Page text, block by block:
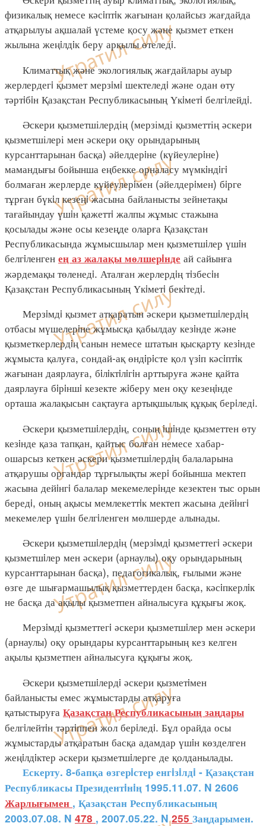
физикалық немесе кәсiптiк жағынан қолайсыз жағдайда
атқарылуы ақшалай үстеме қосу және қызмет еткен
жылына жеңiлдiк беру арқылы өтеледi.
Климаттық және экологиялық жағдайлары ауыр
жерлердегi қызмет мерзiмi шектеледi және одан өту
тәртiбiн Қазақстан Республикасының Үкiметi белгiлейдi.
Әскери қызметшілердің (мерзімді қызметтің әскери
қызметшілері мен әскери оқу орындарының
курсанттарынан басқа) әйелдерiне (күйеулерiне)
мамандығы бойынша еңбекке орналасу мүмкiндiгi
болмаған жерлерде күйеулерiмен (әйелдерiмен) бiрге
тұрған бүкiл кезеңi жасына байланысты зейнетақы
тағайындау үшiн қажеттi жалпы жұмыс стажына
қосылады және осы кезеңде оларға Қазақстан
Республикасында жұмысшылар мен қызметшiлер үшiн
белгiленген ең аз жалақы мөлшерiнде ай сайынға
жәрдемақы төленедi. Аталған жерлердiң тiзбесiн
Қазақстан Республикасының Үкiметi бекiтедi.
Мерзiмдi қызмет атқаратын әскери қызметшiлердiң
отбасы мүшелерiне жұмысқа қабылдау кезiнде және
қызметкерлердiң санын немесе штатын қысқарту кезiнде
жұмыста қалуға, сондай-ақ өндiрiсте қол үзiп кәсiптiк
жағынан даярлауға, бiлiктiлiгiн арттыруға және қайта
даярлауға бiрiншi кезекте жiберу мен оқу кезеңiнде
орташа жалақысын сақтауға артықшылық құқық берiледi.
Әскери қызметшiлердiң, соның iшiнде қызметтен өту
кезiнде қаза тапқан, қайтыс болған немесе хабар-
ошарсыз кеткен әскери қызметшiлердiң балаларына
атқарушы органдар тұрғылықты жерi бойынша мектеп
жасына дейiнгi балалар мекемелерiнде кезектен тыс орын
бередi, оның ақысы мемлекеттiк мектеп жасына дейiнгi
мекемелер үшiн белгiленген мөлшерде алынады.
Әскери қызметшiлердiң (мерзiмдi қызметтегi әскери
қызметшiлер мен әскери (арнаулы) оқу орындарының
курсанттарынан басқа), педагогикалық, ғылыми және
өзге де шығармашылық қызметтерден басқа, кәсiпкерлiк
не басқа да ақылы қызметпен айналысуға құқығы жоқ.
Мерзiмдi қызметтегi әскери қызметшiлер мен әскери
(арнаулы) оқу орындары курсанттарының кез келген
ақылы қызметпен айналысуға құқығы жоқ.
Әскери қызметшiлердi әскери қызметiмен
байланысты емес жұмыстарды атқаруға
қатыстыруға Қазақстан Республикасының заңдары
белгiлейтiн тәртiппен жол берiледi. Бұл орайда осы
жұмыстарды атқаратын басқа адамдар үшiн көзделген
жеңiлдiктер әскери қызметшiлерге де қолданылады.
Ескерту. 8-бапқа өзгерiстер енгiзiлдi - Қазақстан
Республикасы Президентiнiң 1995.11.07. N 2606
Жарлығымен , Қазақстан Республикасының
2003.07.08. N 478 , 2007.05.22. N255 Заңдарымен.